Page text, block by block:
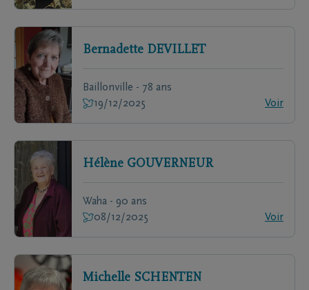
Bernadette DEVILLET
Baillonville - 78 ans
19/12/2025
Voir
Hélène GOUVERNEUR
Waha - 90 ans
08/12/2025
Voir
Michelle SCHENTEN